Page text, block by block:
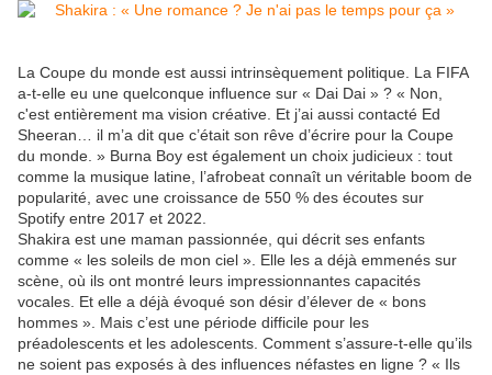
La Coupe du monde est aussi intrinsèquement politique. La FIFA
a-t-elle eu une quelconque influence sur « Dai Dai » ? « Non,
c'est entièrement ma vision créative. Et j’ai aussi contacté Ed
Sheeran… il m’a dit que c’était son rêve d’écrire pour la Coupe
du monde. » Burna Boy est également un choix judicieux : tout
comme la musique latine, l’afrobeat connaît un véritable boom de
popularité, avec une croissance de 550 % des écoutes sur
Spotify entre 2017 et 2022.
Shakira est une maman passionnée, qui décrit ses enfants
comme « les soleils de mon ciel ». Elle les a déjà emmenés sur
scène, où ils ont montré leurs impressionnantes capacités
vocales. Et elle a déjà évoqué son désir d’élever de « bons
hommes ». Mais c’est une période difficile pour les
préadolescents et les adolescents. Comment s’assure-t-elle qu’ils
ne soient pas exposés à des influences néfastes en ligne ? « Ils